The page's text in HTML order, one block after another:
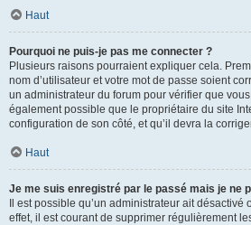
Haut
Pourquoi ne puis-je pas me connecter ?
Plusieurs raisons pourraient expliquer cela.
nom d’utilisateur et votre mot de passe soient
un administrateur du forum pour vérifier que
également possible que le propriétaire du site
configuration de son côté, et qu’il devra la
Haut
Je me suis enregistré par le passé mais je ne
Il est possible qu’un administrateur ait
effet, il est courant de supprimer régulièrement